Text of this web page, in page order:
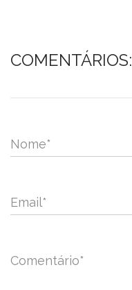
COMENTÁRIOS:
Nome*
Email*
Comentário*